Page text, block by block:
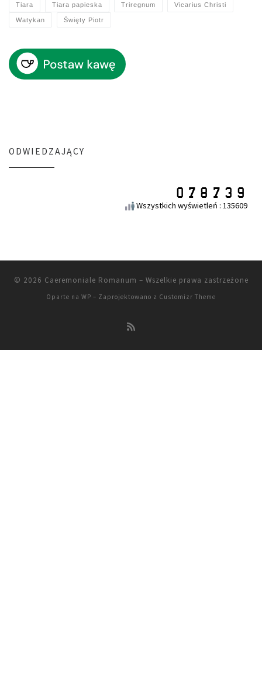
Tiara Tiara papieska Triregnum Vicarius Christi
Watykan Święty Piotr
ODWIEDZAJĄCY
Wszystkich wyświetleń : 135609
© 2026 Caeremoniale Romanum – Wszelkie prawa zastrzeżone
Oparte na WP – Zaprojektowano z Customizr Theme